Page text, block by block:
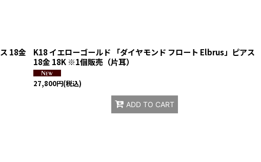
18金
K18 イエローゴールド 「ダイヤモンド フロート Elbrus」ピアス
18金 18K ※1個販売（片耳）
27,800円(税込)
ADD TO CART